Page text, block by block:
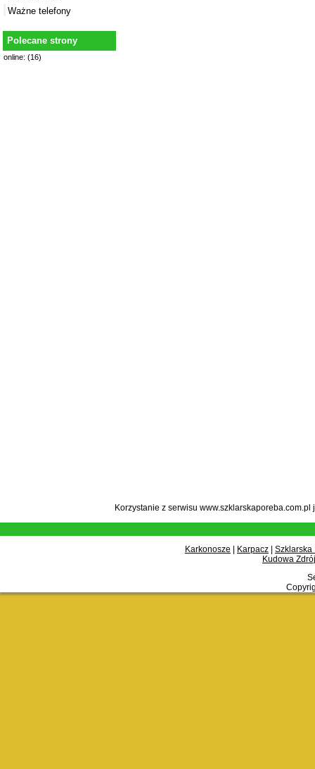
Ważne telefony
Polecane strony
online: (16)
Korzystanie z serwisu
Karkonosze Karpacz
Szklarska
Kudowa